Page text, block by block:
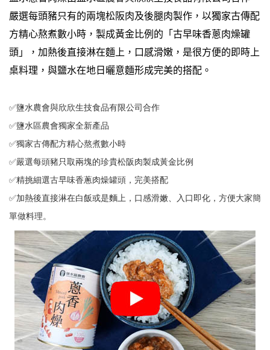
嚴選每頭豬只有的兩塊松阪肉及後腿肉製作，以獨家古傳配
方精心熬煮數小時，製成黃金比例的 「古早味香蔥肉燥罐
頭」
，加熱後直接淋在麵上，口感滑嫩，是很方便的即時上
桌料理 ，與鹽水在地日曬意麵形成完美的搭配。
✅鹽水農會與欣欣生技食品有限公司合作
✅鹽水區農會獨家全新產品
✅獨家古傳配方精心熬煮數小時
✅嚴選每頭豬只取兩塊的珍貴松阪肉製成黃金比例
✅精挑細選古早味香蔥肉燥罐頭，完美搭配
✅加熱後直接淋在白飯或是麵上，口感滑嫩、入口即化，方便大家簡
單做料理。